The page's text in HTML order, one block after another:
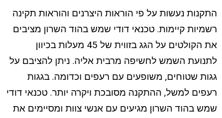
התקנות נעשות על פי הוראות היצרנים והוראות תקינה
רשמיות קיימות. טכנאי דודי שמש בהוד השרון מציבים
את הקולטים על הגג בזווית של 45 מעלות בכיוון
לתנועת השמש לחשיפה מרבית אליה. ניתן להציבם על
גגות שטוחים, משופעים עם רעפים וכדומה. בגגות
רעפים למשל, ההתקנה מסובכת ויקרה יותר. טכנאי דודי
שמש בהוד השרון מגיעים עם אנשי צוות ומסיימים את